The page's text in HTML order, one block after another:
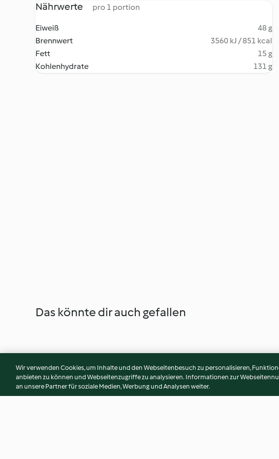
Nährwerte pro 1 portion
Eiweiß
48 g
Brennwert
3560 kJ / 851 kcal
Fett
15 g
Kohlenhydrate
131 g
Das könnte dir auch gefallen
Wir verwenden Cookies, um Inhalte und den Webseitenbesuch zu personalisieren,
anbieten zu können und Webseitenzugriffe zu analysieren. Informationen zur
an unsere Partner für soziale Medien, Werbung und Analysen weiter.